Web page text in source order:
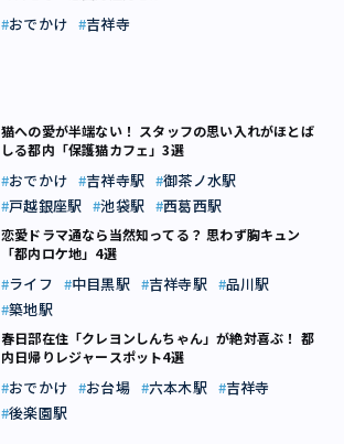
おでかけ 吉祥寺
猫への愛が半端ない！ スタッフの思い入れがほとば
しる都内「保護猫カフェ」3選
おでかけ 吉祥寺駅
御茶ノ水駅
戸越銀座駅
池袋駅 西葛西駅
恋愛ドラマ通なら当然知ってる？ 思わず胸キュン
「都内ロケ地」4選
ライフ 中目黒駅 吉祥寺駅
品川駅
築地駅
春日部在住「クレヨンしんちゃん」が絶対喜ぶ！ 都
内日帰りレジャースポット4選
おでかけ お台場 六本木駅
吉祥寺
後楽園駅